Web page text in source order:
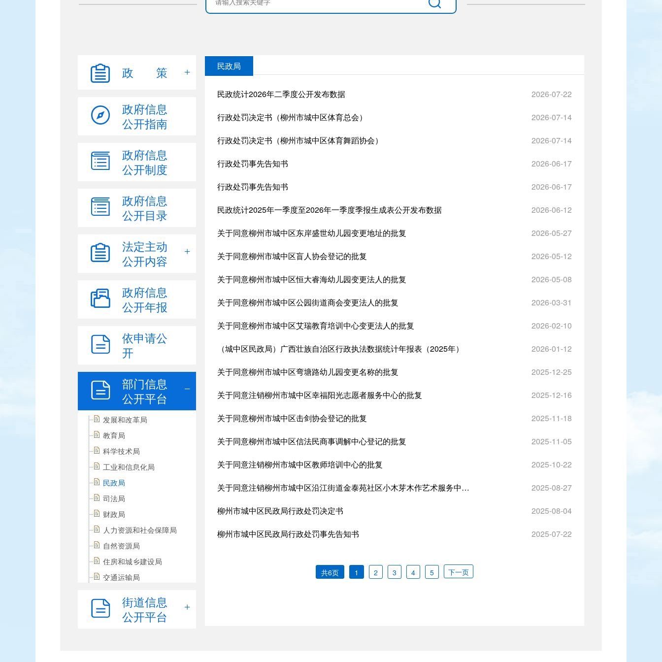
政 策
政府信息
公开指南
政府信息
公开制度
政府信息
公开目录
法定主动
公开内容
政府信息
公开年报
依申请公
开
部门信息
公开平台
发展和改革局
教育局
科学技术局
工业和信息化局
民政局
司法局
财政局
人力资源和社会保障局
自然资源局
住房和城乡建设局
交通运输局
商务局
文化体育广电和旅游局
街道信息
公开平台